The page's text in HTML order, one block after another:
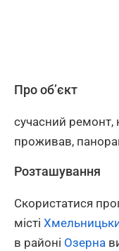
Про об’єкт
сучасний ремонт,
проживав,
Розташування
Скористатися
місті
в районі Озерна